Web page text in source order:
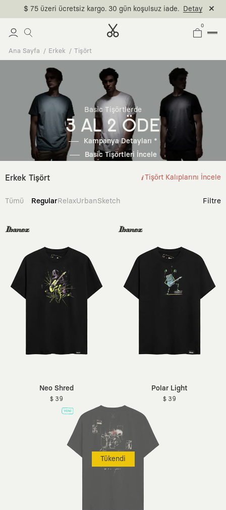
$ 75 üzeri ücretsiz kargo. 30 gün koşulsuz iade. Detay
0
Ana Sayfa Erkek Tişört
Basic Tişörtlerde
3 AL 2 ÖDE
Kampanya Detayları *
Basic Tişörtleri İncele
Erkek Tişört Tişört Kalıplarını İncele
Tümü RegularRelaxUrbanSketch Filtre
Neo Shred
$ 39
Polar Light
$ 39
Tükendi